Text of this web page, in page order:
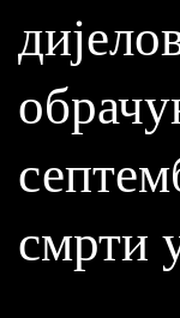
смрти